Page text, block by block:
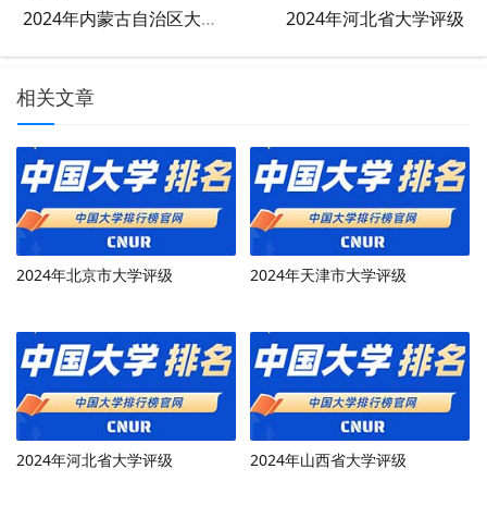
2024年内蒙古自治区大学评级 2024年河北省大学评级
相关文章
2024年北京市大学评级 2024年天津市大学评级
2024年河北省大学评级 2024年山西省大学评级